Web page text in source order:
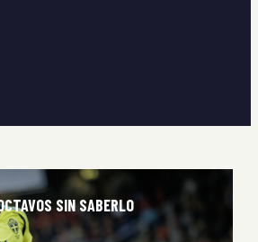
SIN SABERLO